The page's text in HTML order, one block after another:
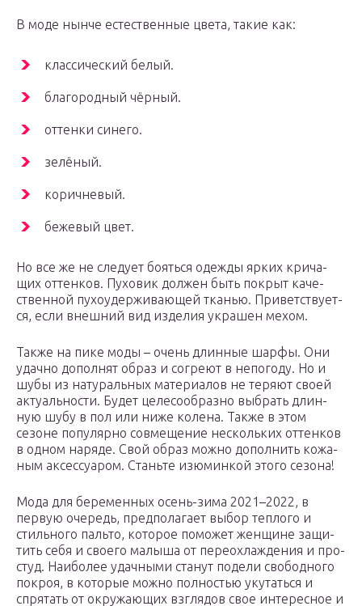
В моде нын­че есте­ствен­ные цве­та, такие как:
клас­си­че­ский белый.
бла­го­род­ный чёрный.
оттен­ки синего.
зелё­ный.
корич­не­вый.
беже­вый цвет.
Но все же не сле­ду­ет боять­ся одеж­ды ярких кри­ча­
щих оттен­ков. Пухо­вик дол­жен быть покрыт каче­
ствен­ной пухо­удер­жи­ва­ю­щей тка­нью. При­вет­ству­ет­
ся, если внеш­ний вид изде­лия укра­шен мехом.
Так­же на пике моды – очень длин­ные шар­фы. Они
удач­но допол­нят образ и согре­ют в непо­го­ду. Но и
шубы из нату­раль­ных мате­ри­а­лов не теря­ют сво­ей
акту­аль­но­сти. Будет целе­со­об­раз­но выбрать длин­
ную шубу в пол или ниже коле­на. Так­же в этом
сезоне попу­ляр­но сов­ме­ще­ние несколь­ких оттен­ков
в одном наря­де. Свой образ мож­но допол­нить кожа­
ным аксес­су­а­ром. Стань­те изю­мин­кой это­го сезона!
Мода для бере­мен­ных осень-зима 2021–2022, в
первую оче­редь, пред­по­ла­га­ет выбор теп­ло­го и
стиль­но­го паль­то, кото­рое помо­жет жен­щине защи­
тить себя и сво­е­го малы­ша от пере­охла­жде­ния и про­
студ. Наи­бо­лее удач­ны­ми ста­нут поде­ли сво­бод­но­го
покроя, в кото­рые мож­но пол­но­стью уку­тать­ся и
спря­тать от окру­жа­ю­щих взгля­дов свое инте­рес­ное и